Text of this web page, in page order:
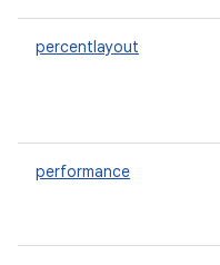
percentlayout
performance